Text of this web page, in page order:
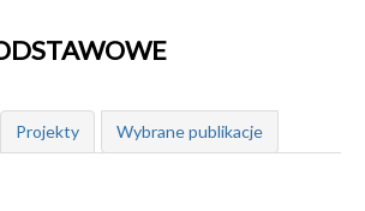
Projekty Wybrane publikacje